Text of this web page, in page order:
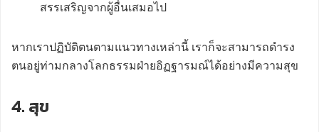
สรรเสริญจากผู้อื่นเสมอไป
หากเราปฏิบัติตนตามแนวทางเหล่านี้ เราก็จะสามารถดำรง
ตนอยู่ท่ามกลางโลกธรรมฝ่ายอิฏฐารมณ์ได้อย่างมีความสุข
4. สุข